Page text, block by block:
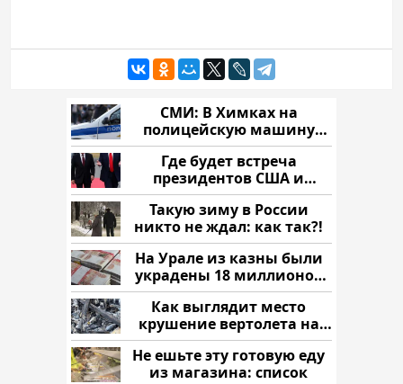
СМИ: В Химках на
полицейскую машину
напали и подожгли.
Где будет встреча
президентов США и
России: Европа?
Такую зиму в России
никто не ждал: как так?!
На Урале из казны были
украдены 18 миллионов
рублей
Как выглядит место
крушение вертолета на
Кавказе: смотреть
Не ешьте эту готовую еду
из магазина: список